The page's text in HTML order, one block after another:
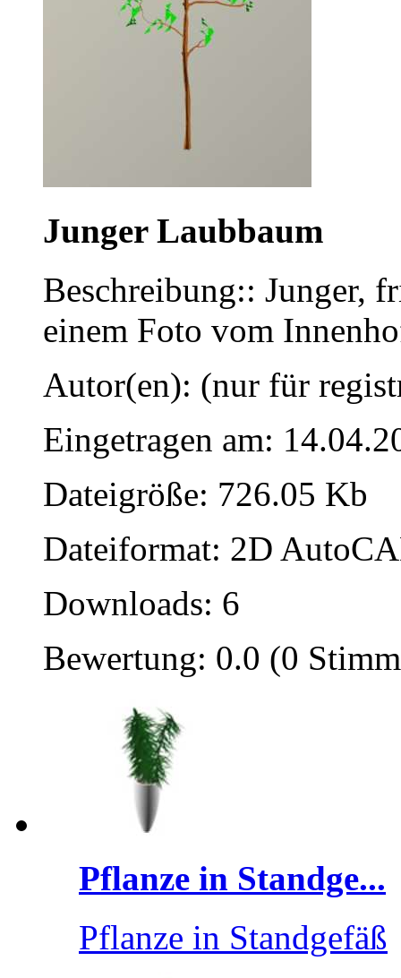
Junger Laubbaum
Beschreibung:: Junger,
einem Foto vom
Autor(en): (nur für
Eingetragen am:
Dateigröße: 726.05 Kb
Dateiformat: 2D
Downloads: 6
Bewertung: 0.0 (0
Pflanze in Standge...
Pflanze in Standgefäß